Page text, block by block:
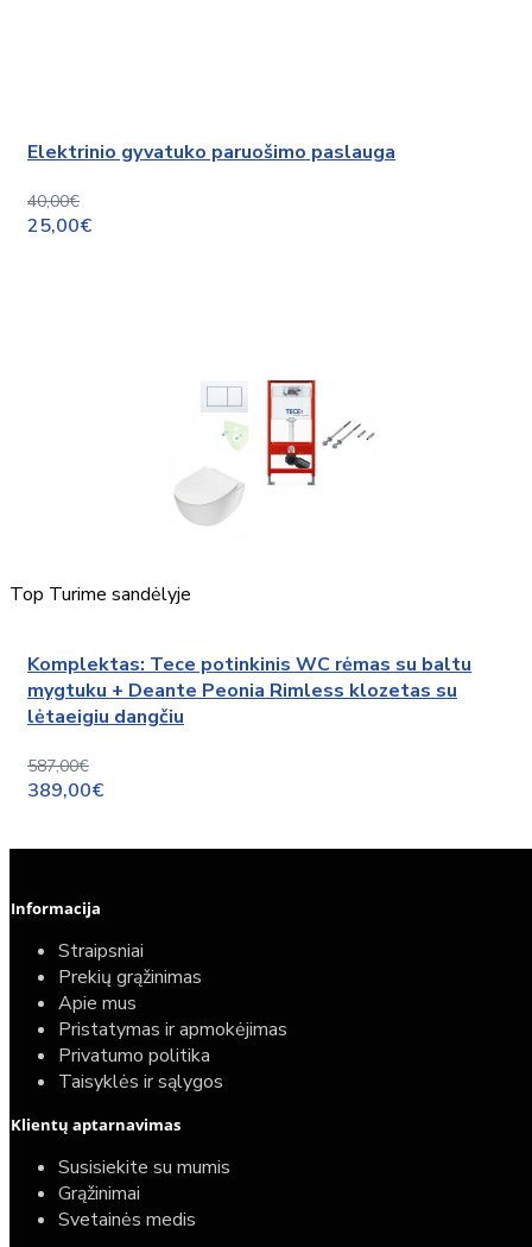
Elektrinio gyvatuko paruošimo paslauga
40,00€
25,00€
Top Turime sandėlyje
Komplektas: Tece potinkinis WC rėmas su baltu
mygtuku + Deante Peonia Rimless klozetas su
lėtaeigiu dangčiu
587,00€
389,00€
Informacija
Straipsniai
Prekių grąžinimas
Apie mus
Pristatymas ir apmokėjimas
Privatumo politika
Taisyklės ir sąlygos
Klientų aptarnavimas
Susisiekite su mumis
Grąžinimai
Svetainės medis